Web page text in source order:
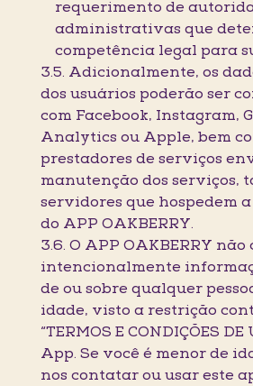
requerimento de
administrativas que
competência legal para
3.5. Adicionalmente, os
dos usuários poderão ser
com Facebook, Instagram,
Analytics ou Apple, bem
prestadores de serviços
manutenção dos serviços,
servidores que hospedem
do APP OAKBERRY.
3.6. O APP OAKBERRY não
intencionalmente
de ou sobre qualquer
idade, visto a restrição
“TERMOS E CONDIÇÕES DE
App. Se você é menor de
nos contatar ou usar este